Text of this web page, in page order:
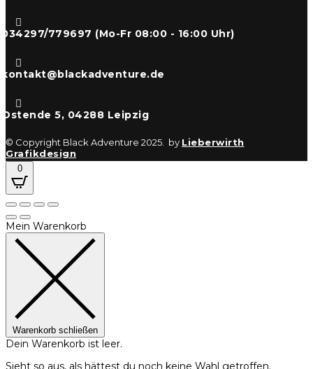

034297/779697 (Mo-Fr 08:00 - 16:00 Uhr)

kontakt@blackadventure.de

Ostende 5, 04288 Leipzig
© Copyright Black Adventure 2025. by Lieberwirth
Grafikdesign
0
Mein Warenkorb
Warenkorb schließen
Dein Warenkorb ist leer.
Sieht so aus, als hättest du noch keine Wahl getroffen.